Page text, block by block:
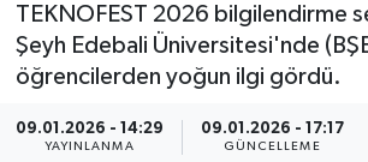
TEKNOFEST 2026 bilgilendirme
Şeyh Edebali Üniversitesi'nde
öğrencilerden yoğun ilgi gördü.
09.01.2026 - 14:29
YAYINLANMA
09.01.2026 - 17:17
GÜNCELLEME
Ekonomi
Eleman
Emlak
Son Dakika Haberleri
Haber Arşivi